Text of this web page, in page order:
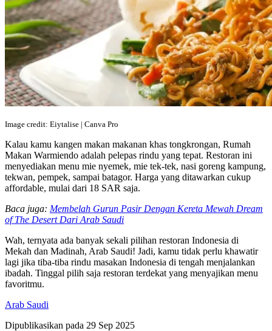
Image credit: Eiytalise | Canva Pro
Kalau kamu kangen makan makanan khas tongkrongan, Rumah
Makan Warmiendo adalah pelepas rindu yang tepat. Restoran ini
menyediakan menu mie nyemek, mie tek-tek, nasi goreng kampung,
tekwan, pempek, sampai batagor. Harga yang ditawarkan cukup
affordable, mulai dari 18 SAR saja.
Baca juga: Membelah Gurun Pasir Dengan Kereta Mewah Dream
of The Desert Dari Arab Saudi
Wah, ternyata ada banyak sekali pilihan restoran Indonesia di
Mekah dan Madinah, Arab Saudi! Jadi, kamu tidak perlu khawatir
lagi jika tiba-tiba rindu masakan Indonesia di tengah menjalankan
ibadah. Tinggal pilih saja restoran terdekat yang menyajikan menu
favoritmu.
Arab Saudi
Dipublikasikan pada 29 Sep 2025